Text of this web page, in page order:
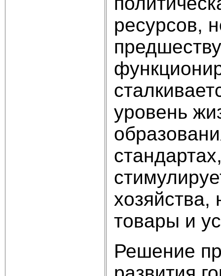
ресурсов,
уровень
хозяйства,
товары и
Решение